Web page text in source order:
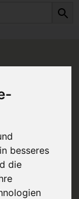
besseres
die